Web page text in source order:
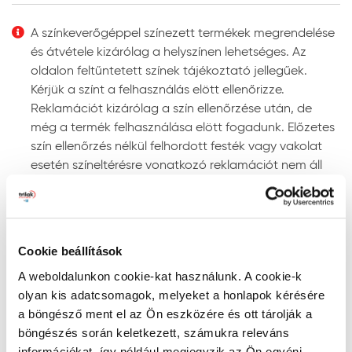
Cookie beállítások
A weboldalunkon cookie-kat használunk. A cookie-k
olyan kis adatcsomagok, melyeket a honlapok kérésére
a böngésző ment el az Ön eszközére és ott tárolják a
böngészés során keletkezett, számukra releváns
paramétereket az adott géptípushoz kell beállítani.
Színezhetőség:színkeverőgépen több ezer UV-álló
színben színezhető.
Megjegyzés: a javasolt rétegfelépítések minden esetben
a legjobb tudásunk szerinti ajánlások, és nem mentesítik
a felhasználót az adott festendő felület vizsgálatától.
Gépi színkeverés: a színkeverőgép a kiválasztott
alkalmazzon „nem fényálló” jelzéssel ellátott színt
kifakulhatnak.
A gépi színkeverés pontosságának megítélésére
megfelelő színmérő berendezés alkalmas, mivel a
szemünkkel látott színt sok tényező (a referencia
A színkeverőgéppel színezett termékek megrendelése
és átvétele kizárólag a helyszínen lehetséges. Az
oldalon feltűntetett színek tájékoztató jellegűek.
Kérjük a színt a felhasználás elött ellenőrizze.
Reklamációt kizárólag a szín ellenőrzése után, de
még a termék felhasználása elött fogadunk. Előzetes
szín ellenőrzés nélkül felhordott festék vagy vakolat
esetén színeltérésre vonatkozó reklamációt nem áll
Szín keresése kód szerint
RAL, NCS, és PPG Voice of Color színskálákban történő
alábbiak szerint:
- RAL kód: a RAL szó után szóközzel írjon be 4
számkaraktert (pl. RAL 7001)
- NCS kód: az S betű után szóközzel írjon be 4